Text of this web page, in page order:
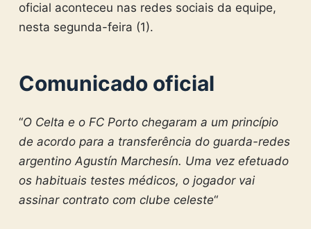
oficial aconteceu nas redes sociais da equipe,
nesta segunda-feira (1).
Comunicado oficial
“O Celta e o FC Porto chegaram a um princípio
de acordo para a transferência do guarda-redes
argentino Agustín Marchesín. Uma vez efetuado
os habituais testes médicos, o jogador vai
assinar contrato com clube celeste“